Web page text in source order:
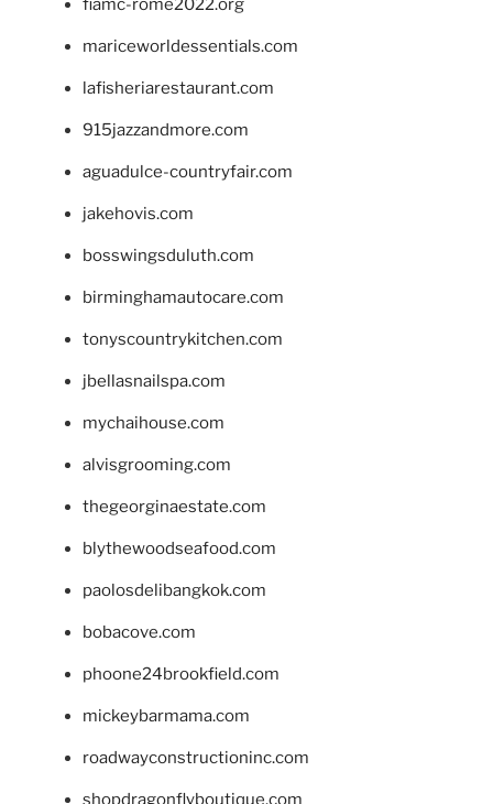
fiamc-rome2022.org
mariceworldessentials.com
lafisheriarestaurant.com
915jazzandmore.com
aguadulce-countryfair.com
jakehovis.com
bosswingsduluth.com
birminghamautocare.com
tonyscountrykitchen.com
jbellasnailspa.com
mychaihouse.com
alvisgrooming.com
thegeorginaestate.com
blythewoodseafood.com
paolosdelibangkok.com
bobacove.com
phoone24brookfield.com
mickeybarmama.com
roadwayconstructioninc.com
shopdragonflyboutique.com